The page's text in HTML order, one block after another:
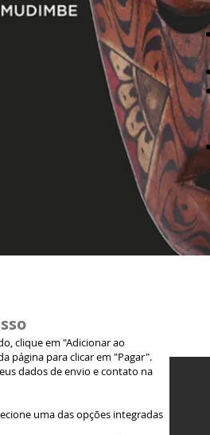
clique em "Adicionar ao
página para clicar em "Pagar".
dados de envio e contato na
uma das opções integradas